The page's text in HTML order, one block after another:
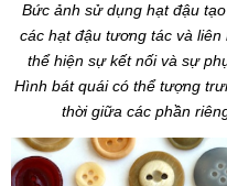
Bức ảnh sử dụng hạt đậu
các hạt đậu tương tác và
thể hiện sự kết nối và sự
Hình bát quái có thể tượng
thời giữa các phần